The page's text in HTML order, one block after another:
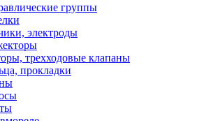
группы
электроды
трехходовые клапаны
прокладки